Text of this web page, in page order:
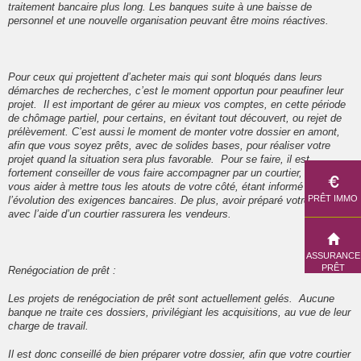
traitement bancaire plus long. Les banques suite à une baisse de
personnel et une nouvelle organisation peuvant être moins réactives.
Pour ceux qui projettent d’acheter mais qui sont bloqués dans leurs
démarches de recherches, c’est le moment opportun pour peaufiner leur
projet. Il est important de gérer au mieux vos comptes, en cette période
de chômage partiel, pour certains, en évitant tout découvert, ou rejet de
prélèvement. C’est aussi le moment de monter votre dossier en amont,
afin que vous soyez prêts, avec de solides bases, pour réaliser votre
projet quand la situation sera plus favorable. Pour se faire, il est
fortement conseiller de vous faire accompagner par un courtier, qui saura
vous aider à mettre tous les atouts de votre côté, étant informé de
l’évolution des exigences bancaires. De plus, avoir préparé votre dossier
avec l’aide d’un courtier rassurera les vendeurs.
Renégociation de prêt :
Les projets de renégociation de prêt sont actuellement gelés. Aucune
banque ne traite ces dossiers, privilégiant les acquisitions, au vue de leur
charge de travail.
Il est donc conseillé de bien préparer votre dossier, afin que votre courtier
PRÊT IMMO
ASSURANCE
PRÊT